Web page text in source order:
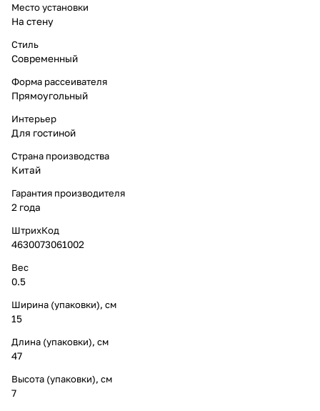
Место установки
На стену
Стиль
Современный
Форма рассеивателя
Прямоугольный
Интерьер
Для гостиной
Страна производства
Китай
Гарантия производителя
2 года
ШтрихКод
4630073061002
Вес
0.5
Ширина (упаковки), см
15
Длина (упаковки), см
47
Высота (упаковки), см
7